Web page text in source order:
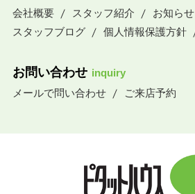
会社概要
スタッフ紹介 お知らせ
スタッフブログ
個人情報保護方針
お問い合わせ inquiry
メールで問い合わせ
ご来店予約